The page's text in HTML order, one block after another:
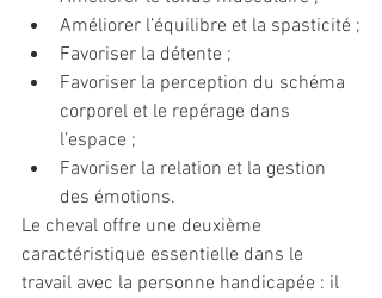
Améliorer l’équilibre et la spasticité ;
Favoriser la détente ;
Favoriser la perception du schéma
corporel et le repérage dans
l’espace ;
Favoriser la relation et la gestion
des émotions.
Le cheval offre une deuxième
caractéristique essentielle dans le
travail avec la personne handicapée : il